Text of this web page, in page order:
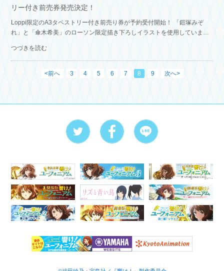
リー付き前売券発売決定！
Loppi限定のA3タペストリー付き前売り券が予約受付開始！ 「鎧塚みぞ
れ」と「傘木希美」のローソン限定描き下ろしイラストを使用していま
す！ ※商品画像は後日公開いたします。 【セット内容】 オリジナルA3タ
ペストリ…
つづきを読む
<前へ 3 4 5 6 7 8 9 次へ>